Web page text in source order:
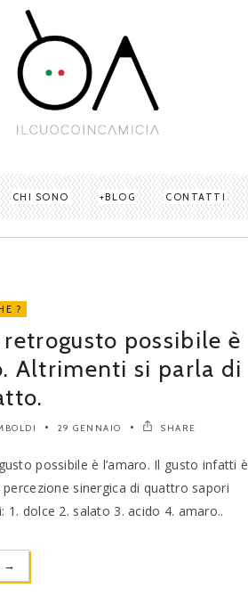
CHI SONO BLOG CONTATTI
?
retrogusto possibile è
Altrimenti si parla di
29 GENNAIO SHARE
possibile è l’amaro. Il gusto infatti è
sinergica di quattro sapori
1. dolce 2. salato 3. acido 4. amaro..
→